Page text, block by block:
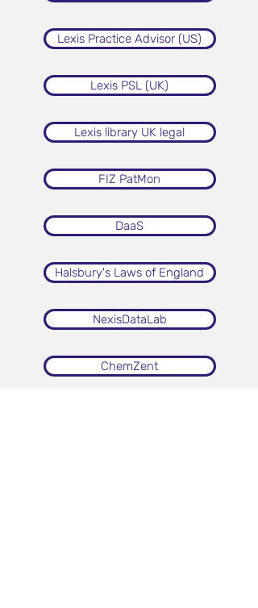
Lexis Practice Advisor (US)
Lexis PSL (UK)
Lexis library UK legal
FIZ PatMon
DaaS
Halsbury's Laws of England
NexisDataLab
ChemZent